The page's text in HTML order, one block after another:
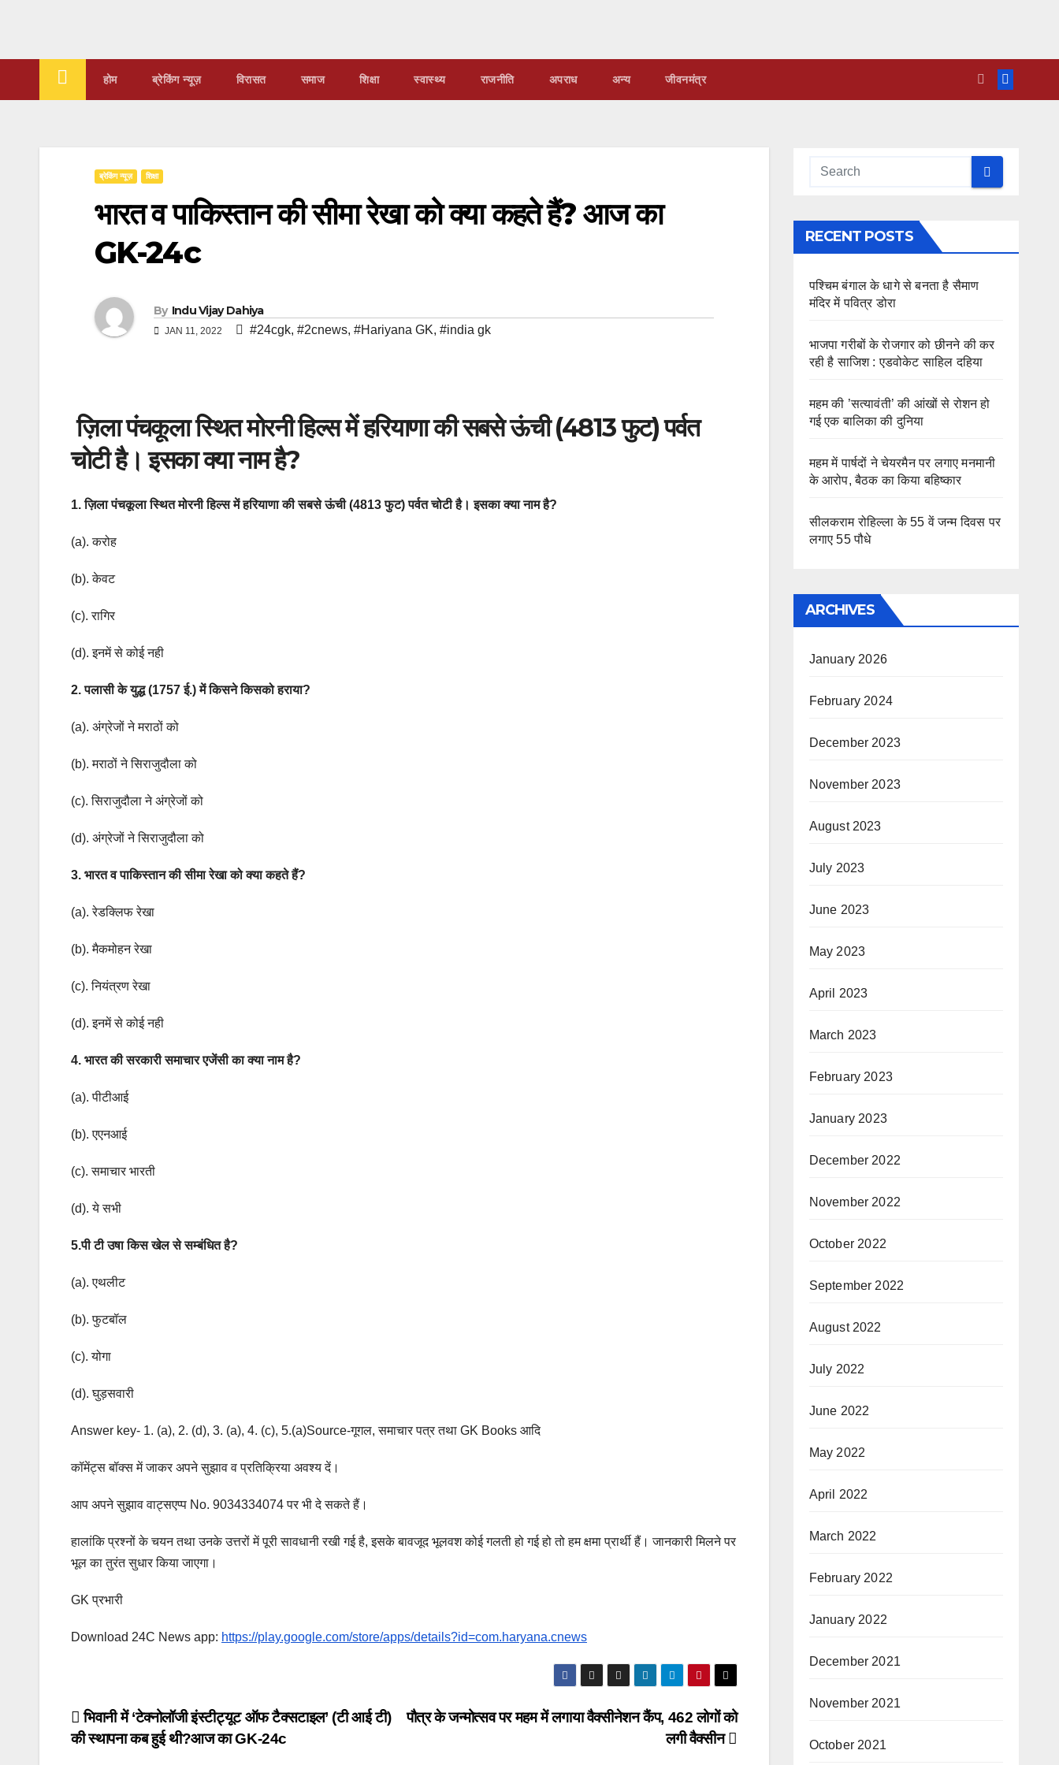
content
होम ब्रेकिंग न्यूज़ ‍‍विरासत समाज शिक्षा स्वास्थ्य राजनीति अपराध अन्य जीवनमंत्र
ब्रेकिंग न्यूज़ शिक्षा
भारत व पाकिस्तान की सीमा रेखा को क्या कहते हैं? आज का
GK-24c
By Indu Vijay Dahiya
JAN 11, 2022 #24cgk, #2cnews, #Hariyana GK, #india gk
ज़िला पंचकूला स्थित मोरनी हिल्स में हरियाणा की सबसे ऊंची (4813 फुट) पर्वत
चोटी है। इसका क्या नाम है?
‍‍‍‍‍‍‍‍‍‍‍‍‍‍‍1. ज़िला पंचकूला स्थित मोरनी हिल्स में हरियाणा की सबसे ऊंची (4813 फुट) पर्वत चोटी है। इसका क्या नाम है?
(a). करोह
(b). केवट
(c). रागिर
(d). इनमें से कोई नही
2. पलासी के युद्ध (1757 ई.) में किसने किसको हराया?
(a). अंग्रेजों ने मराठों को
(b). मराठों ने सिराजुदौला को
(c). सिराजुदौला ने अंग्रेजों को
(d). अंग्रेजों ने सिराजुदौला को
3. भारत व पाकिस्तान की सीमा रेखा को क्या कहते हैं?
(a). रेडक्लिफ रेखा
(b). मैकमोहन रेखा
(c). नियंत्रण रेखा
(d). इनमें से कोई नही
4. भारत की सरकारी समाचार एजेंसी का क्या नाम है?
(a). पीटीआई
(b). एएनआई
(c). समाचार भारती
(d). ये सभी
5.पी टी उषा किस खेल से सम्बंधित है?
(a). एथलीट
(b). फुटबॉल
(c). योगा
(d). घुड़सवारी
Answer key- 1. (a), 2. (d), 3. (a), 4. (c), 5.(a)Source-गूगल, समाचार पत्र तथा GK Books आदि
कॉमेंट्स बॉक्स में जाकर अपने सुझाव व प्रतिक्रिया अवश्य दें।
आप अपने सुझाव वाट्सएप्प No. 9034334074 पर भी दे सकते हैं।
हालांकि प्रश्नों के चयन तथा उनके उत्तरों में पूरी सावधानी रखी गई है, इसके बावजूद भूलवश कोई गलती हो गई हो तो हम क्षमा प्रार्थी हैं। जानकारी मिलने पर
भूल का तुरंत सुधार किया जाएगा।
GK प्रभारी
Download 24C News app: https://play.google.com/store/apps/details?id=com.haryana.cnews
Post
navigation
पौत्र के जन्मोत्सव पर महम में लगाया वैक्सीनेशन कैंप, 462 लोगों को
लगी वैक्सीन
भिवानी में ‘टेक्नोलॉजी इंस्टीट्यूट ऑफ टैक्सटाइल’ (टी आई टी)
की स्थापना कब हुई थी?आज का GK-24c
RECENT POSTS
पश्चिम बंगाल के धागे से बनता है सैमाण
मंदिर में पवित्र डोरा
भाजपा गरीबों के रोजगार को छीनने की कर
रही है साजिश : एडवोकेट साहिल दहिया
महम की ’सत्यावंती’ की आंखों से रोशन हो
गई एक बालिका की दुनिया
महम में पार्षदों ने चेयरमैन पर लगाए मनमानी
के आरोप, बैठक का किया बहिष्कार
सीलकराम रोहिल्ला के 55 वें जन्म दिवस पर
लगाए 55 पौधे
ARCHIVES
January 2026
February 2024
December 2023
November 2023
August 2023
July 2023
June 2023
May 2023
April 2023
March 2023
February 2023
January 2023
December 2022
November 2022
October 2022
September 2022
August 2022
July 2022
June 2022
May 2022
April 2022
March 2022
February 2022
January 2022
December 2021
November 2021
October 2021